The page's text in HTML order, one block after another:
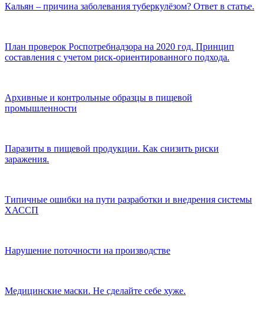
Кальян – причина заболевания туберкулёзом? Ответ в статье.
План проверок Роспотребнадзора на 2020 год. Принцип
составления с учетом риск-ориентированного подхода.
Архивные и контрольные образцы в пищевой
промышленности
Паразиты в пищевой продукции. Как снизить риски
заражения.
Типичные ошибки на пути разработки и внедрения системы
ХАССП
Нарушение поточности на производстве
Медицинские маски. Не сделайте себе хуже.